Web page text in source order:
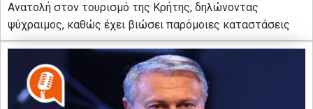
Ανατολή στον τουρισμό της Κρήτης, δηλώνοντας
ψύχραιμος, καθώς έχει βιώσει παρόμοιες καταστάσεις